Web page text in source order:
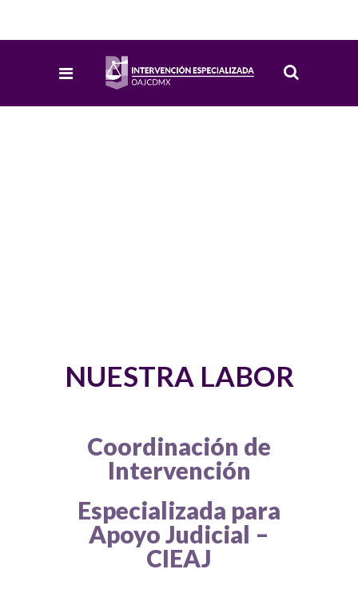
NUESTRA LABOR
Coordinación de
Intervención
Especializada para
Apoyo Judicial –
CIEAJ